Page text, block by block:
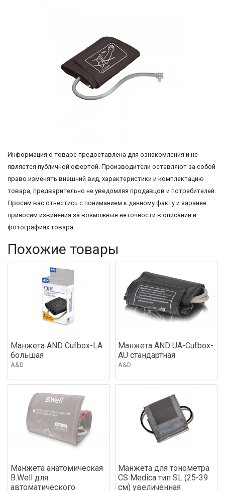
Информация о товаре предоставлена для ознакомления и не
является публичной офертой. Производители оставляют за собой
право изменять внешний вид, характеристики и комплектацию
товара, предварительно не уведомляя продавцов и потребителей.
Просим вас отнестись с пониманием к данному факту и заранее
приносим извинения за возможные неточности в описании и
фотографиях товара.
Похожие товары
Манжета AND Cufbox-LA
большая
A&D
Манжета AND UA-Cufbox-
AU стандартная
A&D
Манжета анатомическая
B.Well для
автоматического
Манжета для тонометра
CS Medica тип SL (25-39
см) увеличенная